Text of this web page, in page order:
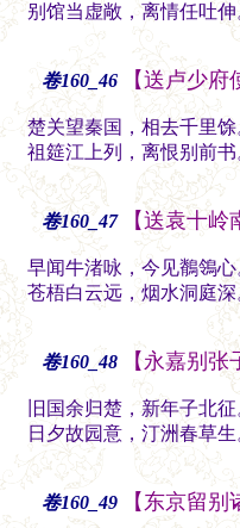
别馆当虚敞，离情任吐
卷160_46 【送卢少
楚关望秦国，相去千里
祖筵江上列，离恨别前
卷160_47 【送袁十
早闻牛渚咏，今见鶺鴒
苍梧白云远，烟水洞庭
卷160_48 【永嘉别张
旧国余归楚，新年子北
日夕故园意，汀洲春草
卷160_49 【东京留